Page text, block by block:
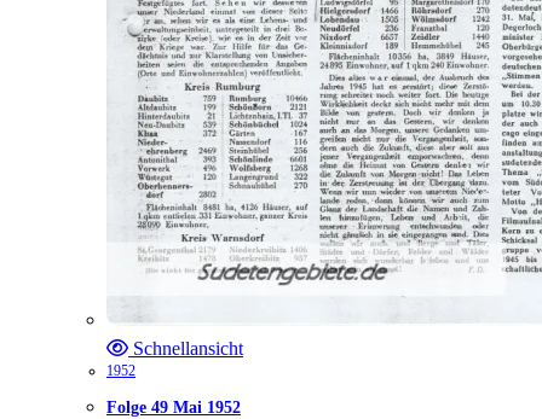
Schnellansicht
1952
Folge 49 Mai 1952